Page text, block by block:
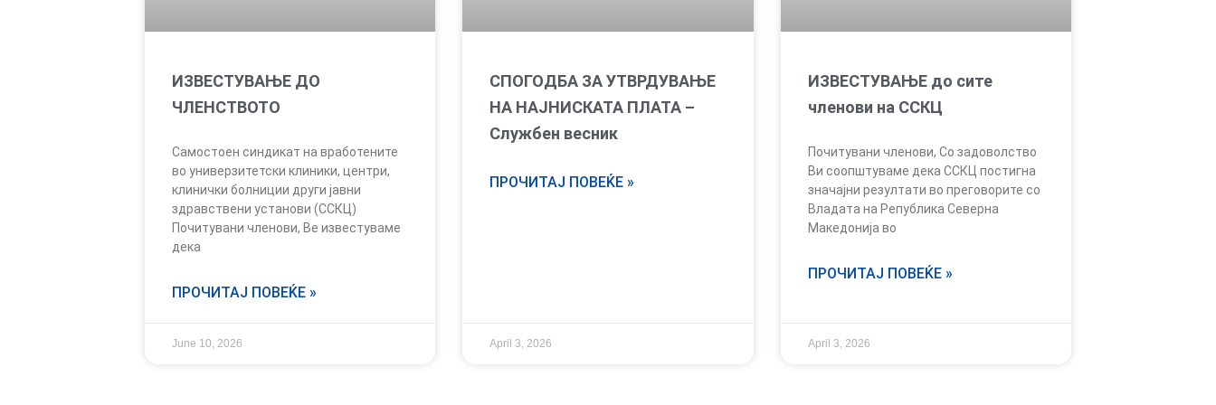
ИЗВЕСТУВАЊЕ ДО
ЧЛЕНСТВОТО
Самостоен синдикат на вработените
во универзитетски клиники, центри,
клинички болниции други јавни
здравствени установи (ССКЦ)
Почитувани членови, Ве известуваме
дека
ПРОЧИТАЈ ПОВЕЌЕ »
June 10, 2026
СПОГОДБА ЗА УТВРДУВАЊЕ
НА НАЈНИСКАТА ПЛАТА –
Службен весник
ПРОЧИТАЈ ПОВЕЌЕ »
April 3, 2026
ИЗВЕСТУВАЊЕ до сите
членови на ССКЦ
Почитувани членови, Со задоволство
Ви соопштуваме дека ССКЦ постигна
значајни резултати во преговорите со
Владата на Република Северна
Македонија во
ПРОЧИТАЈ ПОВЕЌЕ »
April 3, 2026